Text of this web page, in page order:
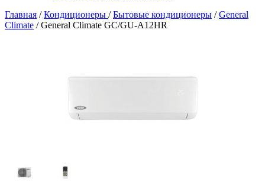
Главная /Кондиционеры /Бытовые кондиционеры /General
Climate / General Climate GC/GU-A12HR